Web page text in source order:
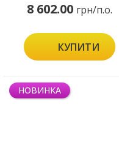
8 602.00 грн/п.о.
КУПИТИ
НОВИНКА